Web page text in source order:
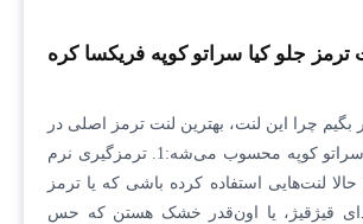
ترمز جلو کیا سراتو کوپه فریکسا کره
بگیم چرا این لنت، بهترین لنت ترمز اصلی در
ایران برای کیا سراتو کوپه محسوب می‌شه:1. ترمزگیری نرم
حالا لنت‌هایی استفاده کرده باشی که یا ترمز
قیژقیژ، یا اون‌قدر خشک هستن که حس